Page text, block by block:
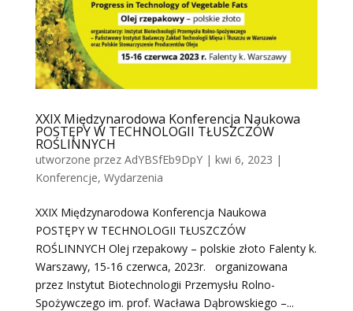
XXIX Międzynarodowa Konferencja Naukowa
POSTĘPY W TECHNOLOGII TŁUSZCZÓW
ROŚLINNYCH
utworzone przez AdYBSfEb9DpY| kwi 6, 2023 |
Konferencje, Wydarzenia
XXIX Międzynarodowa Konferencja Naukowa
POSTĘPY W TECHNOLOGII TŁUSZCZÓW
ROŚLINNYCH Olej rzepakowy – polskie złoto Falenty k.
Warszawy, 15-16 czerwca, 2023r. organizowana
przez Instytut Biotechnologii Przemysłu Rolno-
Spożywczego im. prof. Wacława Dąbrowskiego –...